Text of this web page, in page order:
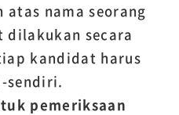
nama seorang
secara
kandidat harus
sendiri.
pemeriksaan